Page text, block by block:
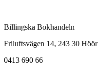
Billingska Bokhandeln
Friluftsvägen 14, 243 30 Höör
0413 690 66